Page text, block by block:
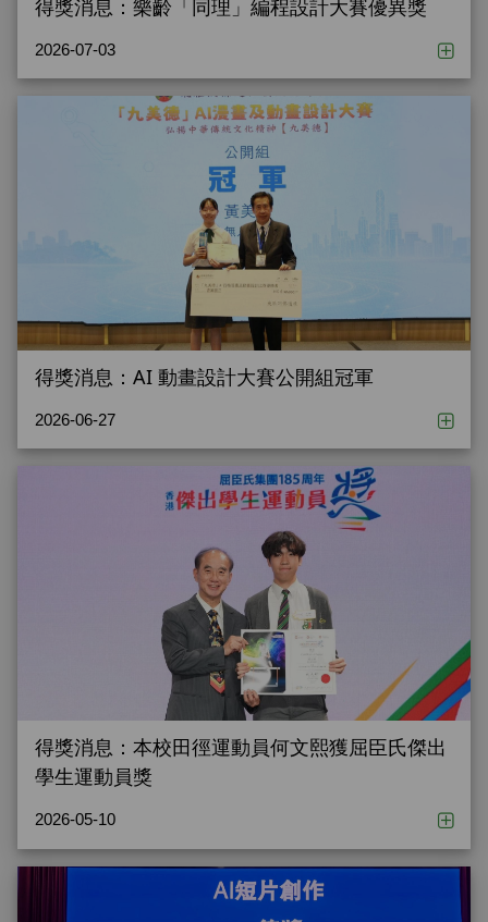
得獎消息：樂齡「同理」編程設計大賽優異獎
2026-07-03
得獎消息：AI 動畫設計大賽公開組冠軍
2026-06-27
得獎消息：本校田徑運動員何文熙獲屈臣氏傑出
學生運動員獎
2026-05-10